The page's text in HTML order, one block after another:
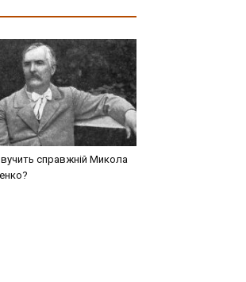
справжній Микола